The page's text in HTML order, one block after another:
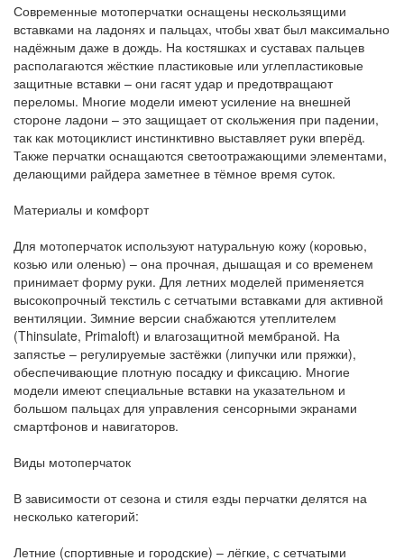
Современные мотоперчатки оснащены нескользящими
вставками на ладонях и пальцах, чтобы хват был максимально
надёжным даже в дождь. На костяшках и суставах пальцев
располагаются жёсткие пластиковые или углепластиковые
защитные вставки – они гасят удар и предотвращают
переломы. Многие модели имеют усиление на внешней
стороне ладони – это защищает от скольжения при падении,
так как мотоциклист инстинктивно выставляет руки вперёд.
Также перчатки оснащаются светоотражающими элементами,
делающими райдера заметнее в тёмное время суток.
Материалы и комфорт
Для мотоперчаток используют натуральную кожу (коровью,
козью или оленью) – она прочная, дышащая и со временем
принимает форму руки. Для летних моделей применяется
высокопрочный текстиль с сетчатыми вставками для активной
вентиляции. Зимние версии снабжаются утеплителем
(Thinsulate, Primaloft) и влагозащитной мембраной. На
запястье – регулируемые застёжки (липучки или пряжки),
обеспечивающие плотную посадку и фиксацию. Многие
модели имеют специальные вставки на указательном и
большом пальцах для управления сенсорными экранами
смартфонов и навигаторов.
Виды мотоперчаток
В зависимости от сезона и стиля езды перчатки делятся на
несколько категорий:
Летние (спортивные и городские) – лёгкие, с сетчатыми